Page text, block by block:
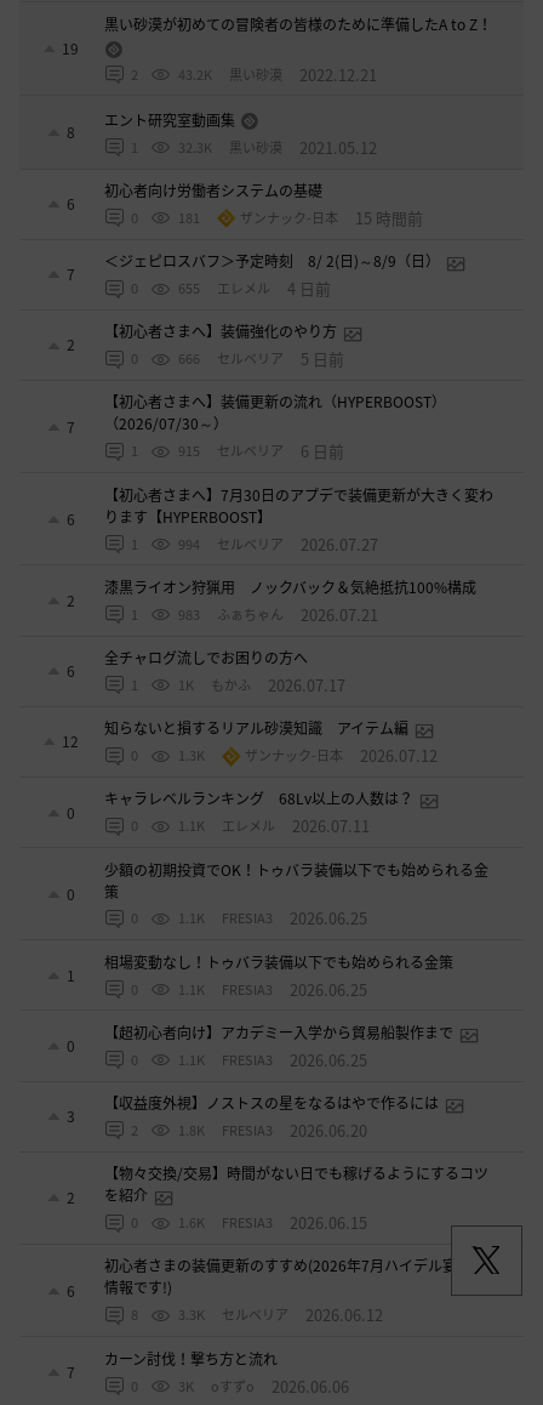
19
黒い砂漠が初めての冒険者の皆様のために準備したA to Z！
2 43.2K 黒い砂漠 2022.12.21
8
エント研究室動画集
1 32.3K 黒い砂漠 2021.05.12
6
初心者向け労働者システムの基礎
0 181 ザンナック-日本 15 時間前
7
＜ジェピロスバフ＞予定時刻 8/ 2(日)～8/9（日）
0 655 エレメル 4 日前
2
【初心者さまへ】装備強化のやり方
0 666 セルベリア 5 日前
7
【初心者さまへ】装備更新の流れ（HYPERBOOST）
（2026/07/30～）
1 915 セルベリア 6 日前
6
【初心者さまへ】7月30日のアプデで装備更新が大きく変わ
ります【HYPERBOOST】
1 994 セルベリア 2026.07.27
2
漆黒ライオン狩猟用 ノックバック＆気絶抵抗100%構成
1 983 ふぁちゃん 2026.07.21
6
全チャログ流しでお困りの方へ
1 1K もかふ 2026.07.17
12
知らないと損するリアル砂漠知識 アイテム編
0 1.3K ザンナック-日本 2026.07.12
0
キャラレベルランキング 68Lv以上の人数は？
0 1.1K エレメル 2026.07.11
0
少額の初期投資でOK！トゥバラ装備以下でも始められる金
策
0 1.1K FRESIA3 2026.06.25
1
相場変動なし！トゥバラ装備以下でも始められる金策
0 1.1K FRESIA3 2026.06.25
0
【超初心者向け】アカデミー入学から貿易船製作まで
0 1.1K FRESIA3 2026.06.25
3
【収益度外視】ノストスの星をなるはやで作るには
2 1.8K FRESIA3 2026.06.20
2
【物々交換/交易】時間がない日でも稼げるようにするコツ
を紹介
0 1.6K FRESIA3 2026.06.15
6
初心者さまの装備更新のすすめ(2026年7月ハイデル宴会前の
情報です!)
8 3.3K セルベリア 2026.06.12
7
カーン討伐！撃ち方と流れ
0 3K oすずo 2026.06.06